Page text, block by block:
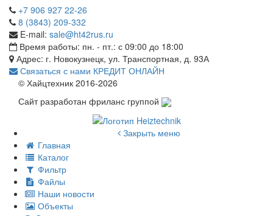
+7 906 927 22-26
8 (3843) 209-332
E-mail: sale@ht42rus.ru
Время работы: пн. - пт.: с 09:00 до 18:00
Адрес: г. Новокузнецк, ул. Транспортная, д. 93А
Связаться с нами КРЕДИТ ОНЛАЙН
© Хайцтехник 2016-2026
Сайт разработан фриланс группой
Закрыть меню
Главная
Каталог
Фильтр
Файлы
Наши новости
Объекты